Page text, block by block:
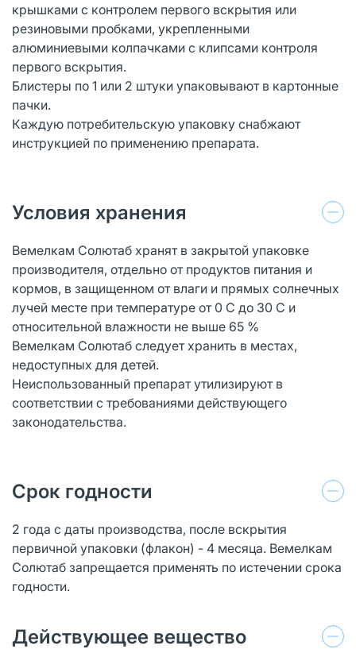
крышками с контролем первого вскрытия или
резиновыми пробками, укрепленными
алюминиевыми колпачками с клипсами контроля
первого вскрытия.
Блистеры по 1 или 2 штуки упаковывают в картонные
пачки.
Каждую потребительскую упаковку снабжают
инструкцией по применению препарата.
Условия хранения
Вемелкам Солютаб хранят в закрытой упаковке
производителя, отдельно от продуктов питания и
кормов, в защищенном от влаги и прямых солнечных
лучей месте при температуре от 0 С до 30 С и
относительной влажности не выше 65 %
Вемелкам Солютаб следует хранить в местах,
недоступных для детей.
Неиспользованный препарат утилизируют в
соответствии с требованиями действующего
законодательства.
Срок годности
2 года с даты производства, после вскрытия
первичной упаковки (флакон) - 4 месяца. Вемелкам
Солютаб запрещается применять по истечении срока
годности.
Действующее вещество